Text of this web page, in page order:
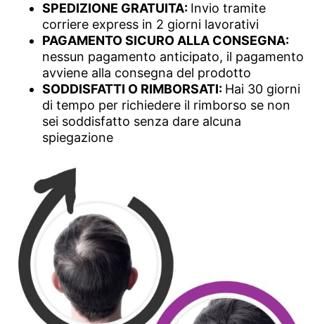
SPEDIZIONE GRATUITA: Invio tramite
corriere express in 2 giorni lavorativi
PAGAMENTO SICURO ALLA CONSEGNA:
nessun pagamento anticipato, il pagamento
avviene alla consegna del prodotto
SODDISFATTI O RIMBORSATI: Hai 30 giorni
di tempo per richiedere il rimborso se non
sei soddisfatto senza dare alcuna
spiegazione